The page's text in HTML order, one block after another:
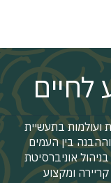
לחיים
ועולמות בתעשיית
בין העמים
אוניברסיטת
ומקצוע